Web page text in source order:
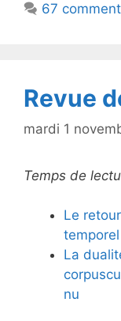
o
67
Revue
mardi 1
Temps de
Le
La
nu